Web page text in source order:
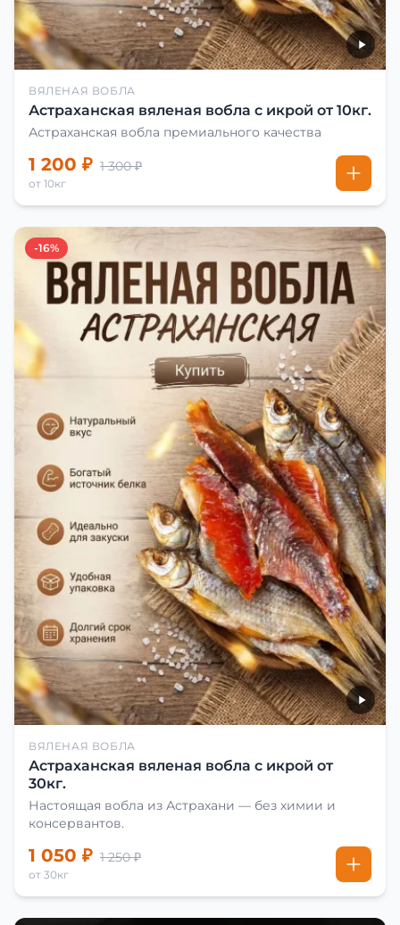
ВЯЛЕНАЯ ВОБЛА
Астраханская вяленая вобла с икрой от 10кг.
Астраханская вобла премиального качества
1 200 ₽ 1 300 ₽
от 10кг
-16%
ВЯЛЕНАЯ ВОБЛА
Астраханская вяленая вобла с икрой от
30кг.
Настоящая вобла из Астрахани — без химии и
консервантов.
1 050 ₽ 1 250 ₽
от 30кг